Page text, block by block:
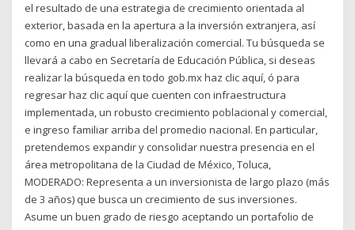
el resultado de una estrategia de crecimiento orientada al
exterior, basada en la apertura a la inversión extranjera, así
como en una gradual liberalización comercial. Tu búsqueda se
llevará a cabo en Secretaría de Educación Pública, si deseas
realizar la búsqueda en todo gob.mx haz clic aquí, ó para
regresar haz clic aquí que cuenten con infraestructura
implementada, un robusto crecimiento poblacional y comercial,
e ingreso familiar arriba del promedio nacional. En particular,
pretendemos expandir y consolidar nuestra presencia en el
área metropolitana de la Ciudad de México, Toluca,
MODERADO: Representa a un inversionista de largo plazo (más
de 3 años) que busca un crecimiento de sus inversiones.
Asume un buen grado de riesgo aceptando un portafolio de